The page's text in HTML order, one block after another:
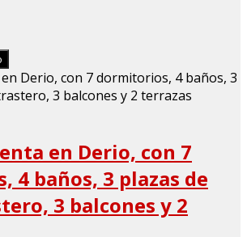
en Derio, con 7
4 baños, 3 plazas de
3 balcones y 2